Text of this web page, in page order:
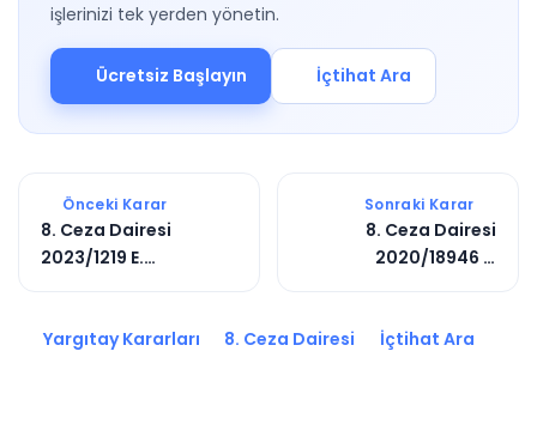
işlerinizi tek yerden yönetin.
Ücretsiz Başlayın İçtihat Ara
Önceki Karar
8. Ceza Dairesi
2023/1219 E.
Sonraki Karar
8. Ceza Dairesi
2020/18946 E.
Yargıtay Kararları 8. Ceza Dairesi İçtihat Ara